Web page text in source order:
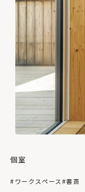
個室
#ワークスペース #書斎